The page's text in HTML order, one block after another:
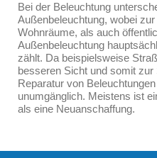
Bei der Beleuchtung
Außenbeleuchtung, wobei
Wohnräume, als auch
Außenbeleuchtung
zählt. Da beispielsweise
besseren Sicht und somit
Reparatur von
unumgänglich. Meistens ist
als eine Neuanschaffung.